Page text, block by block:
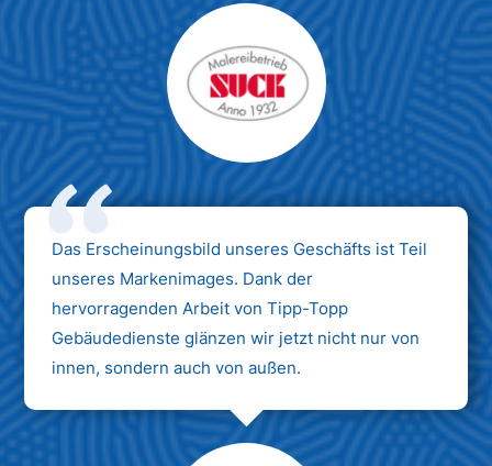
Das Erscheinungsbild unseres Geschäfts ist Teil
unseres Markenimages. Dank der
hervorragenden Arbeit von Tipp-Topp
Gebäudedienste glänzen wir jetzt nicht nur von
innen, sondern auch von außen.